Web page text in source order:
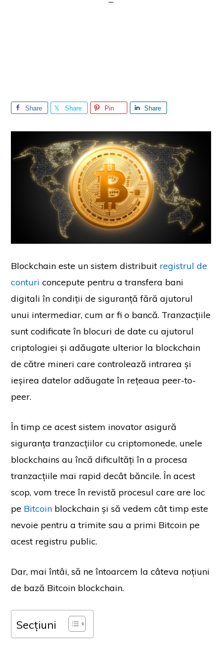
Share Share Pin Share
Blockchain este un sistem distribuit registrul de
conturi concepute pentru a transfera bani
digitali în condiții de siguranță fără ajutorul
unui intermediar, cum ar fi o bancă. Tranzacțiile
sunt codificate în blocuri de date cu ajutorul
criptologiei și adăugate ulterior la blockchain
de către mineri care controlează intrarea și
ieșirea datelor adăugate în rețeaua peer-to-
peer.
În timp ce acest sistem inovator asigură
siguranța tranzacțiilor cu criptomonede, unele
blockchains au încă dificultăți în a procesa
tranzacțiile mai rapid decât băncile. În acest
scop, vom trece în revistă procesul care are loc
pe Bitcoin blockchain și să vedem cât timp este
nevoie pentru a trimite sau a primi Bitcoin pe
acest registru public.
Dar, mai întâi, să ne întoarcem la câteva noțiuni
de bază Bitcoin blockchain.
Secțiuni